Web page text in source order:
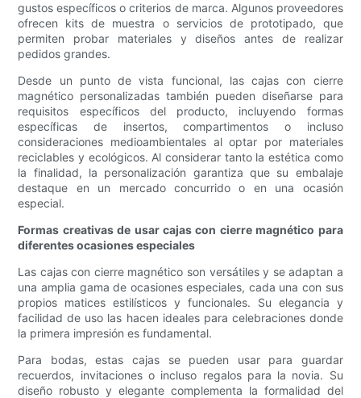
gustos específicos o criterios de marca. Algunos proveedores
ofrecen kits de muestra o servicios de prototipado, que
permiten probar materiales y diseños antes de realizar
pedidos grandes.
Desde un punto de vista funcional, las cajas con cierre
magnético personalizadas también pueden diseñarse para
requisitos específicos del producto, incluyendo formas
específicas de insertos, compartimentos o incluso
consideraciones medioambientales al optar por materiales
reciclables y ecológicos. Al considerar tanto la estética como
la finalidad, la personalización garantiza que su embalaje
destaque en un mercado concurrido o en una ocasión
especial.
Formas creativas de usar cajas con cierre magnético para
diferentes ocasiones especiales
Las cajas con cierre magnético son versátiles y se adaptan a
una amplia gama de ocasiones especiales, cada una con sus
propios matices estilísticos y funcionales. Su elegancia y
facilidad de uso las hacen ideales para celebraciones donde
la primera impresión es fundamental.
Para bodas, estas cajas se pueden usar para guardar
recuerdos, invitaciones o incluso regalos para la novia. Su
diseño robusto y elegante complementa la formalidad del